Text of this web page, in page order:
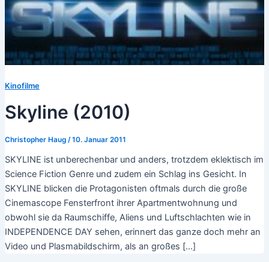
Kinofilme
Skyline (2010)
Christopher Haug /10. Januar 2011
SKYLINE ist unberechenbar und anders, trotzdem eklektisch im
Science Fiction Genre und zudem ein Schlag ins Gesicht. In
SKYLINE blicken die Protagonisten oftmals durch die große
Cinemascope Fensterfront ihrer Apartmentwohnung und
obwohl sie da Raumschiffe, Aliens und Luftschlachten wie in
INDEPENDENCE DAY sehen, erinnert das ganze doch mehr an
Video und Plasmabildschirm, als an großes […]